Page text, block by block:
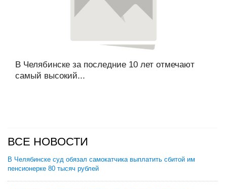
В Челябинске за последние 10 лет отмечают
самый высокий...
ВСЕ НОВОСТИ
В Челябинске суд обязал самокатчика выплатить сбитой им
пенсионерке 80 тысяч рублей